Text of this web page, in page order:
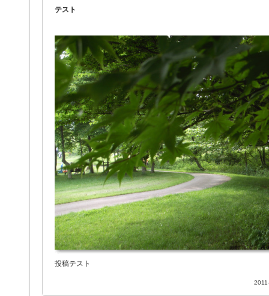
テスト
投稿テスト